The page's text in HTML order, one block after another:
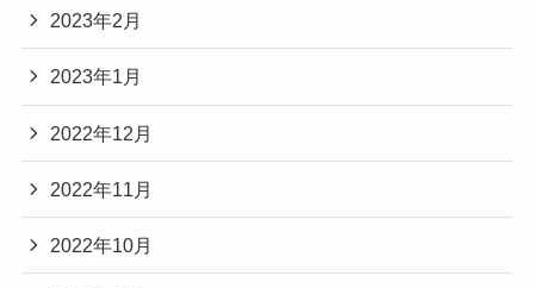
2023年2月
2023年1月
2022年12月
2022年11月
2022年10月